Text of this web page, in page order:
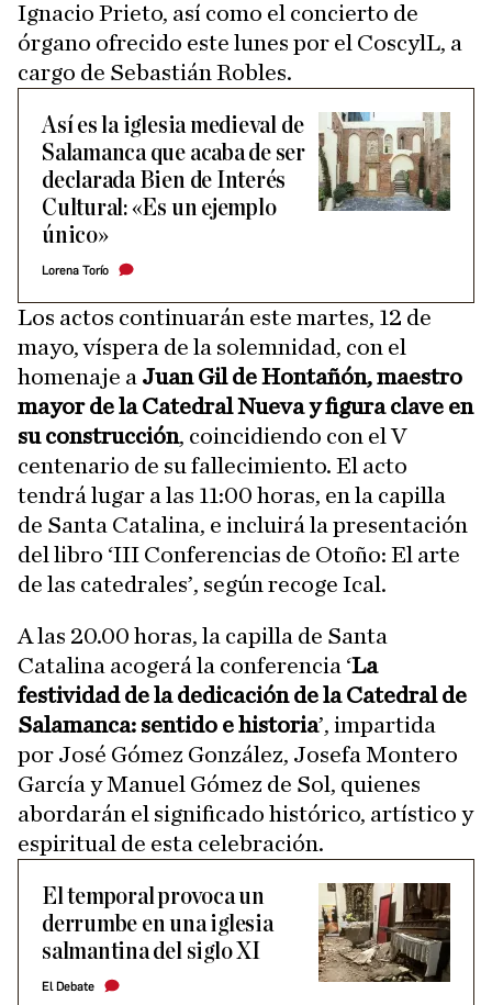
Ignacio Prieto, así como el concierto de
órgano ofrecido este lunes por el CoscylL, a
cargo de Sebastián Robles.
Así es la iglesia medieval de
Salamanca que acaba de ser
declarada Bien de Interés
Cultural: «Es un ejemplo
único»
Lorena Torío
Los actos continuarán este martes, 12 de
mayo, víspera de la solemnidad, con el
homenaje a Juan Gil de Hontañón, maestro
mayor de la Catedral Nueva y figura clave en
su construcción, coincidiendo con el V
centenario de su fallecimiento. El acto
tendrá lugar a las 11:00 horas, en la capilla
de Santa Catalina, e incluirá la presentación
del libro ‘III Conferencias de Otoño: El arte
de las catedrales’, según recoge Ical.
A las 20.00 horas, la capilla de Santa
Catalina acogerá la conferencia ‘La
festividad de la dedicación de la Catedral de
Salamanca: sentido e historia’, impartida
por José Gómez González, Josefa Montero
García y Manuel Gómez de Sol, quienes
abordarán el significado histórico, artístico y
espiritual de esta celebración.
El temporal provoca un
derrumbe en una iglesia
salmantina del siglo XI
El Debate